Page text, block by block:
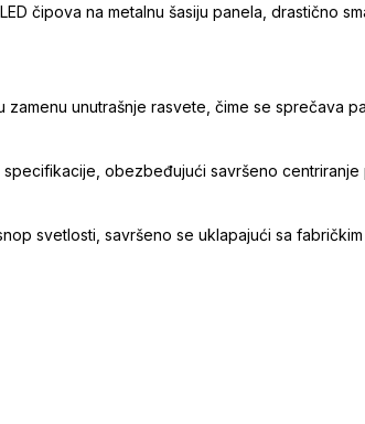
čipova na metalnu šasiju panela, drastično
unutrašnje rasvete, čime se sprečava
obezbeđujući savršeno centriranje
svetlosti, savršeno se uklapajući sa